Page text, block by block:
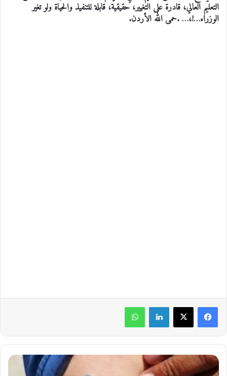
التعليم العالي، قادرة على التغيير، حقيقية، قابلة للتنفيذ والحياة ولو تغير
الوزراء…!،… .حمى الله الأردن.
ح
ق